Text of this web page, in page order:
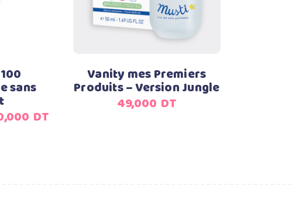
sans
DTLe
Vanity mes Premiers
Produits – Version Jungle
49,000 DT